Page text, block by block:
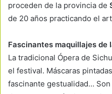
proceden de la provincia de
de 20 años practicando el
Fascinantes maquillajes de
La tradicional Ópera de
el festival. Máscaras
fascinante gestualidad…